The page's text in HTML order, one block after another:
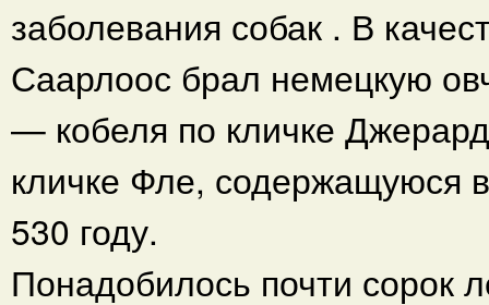
заболевания собак . В
Саарлоос брал немецкую
— кобеля по кличке
кличке Фле, содержащуюся
530 году.
Понадобилось почти сорок